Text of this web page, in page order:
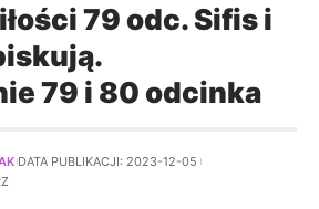
79 odc. Sifis i
79 i 80 odcinka
DATA PUBLIKACJI: 2023-12-05